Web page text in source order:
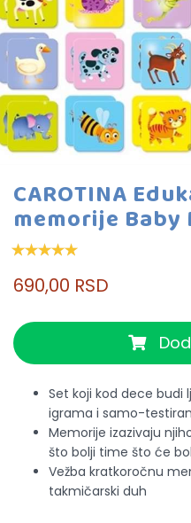
CAROTINA
memorije Baby
690,00 RSD
Set koji kod dece
igrama i samo-
Memorije izazivaju
što bolji time što će
Vežba kratkoročnu
takmičarski duh